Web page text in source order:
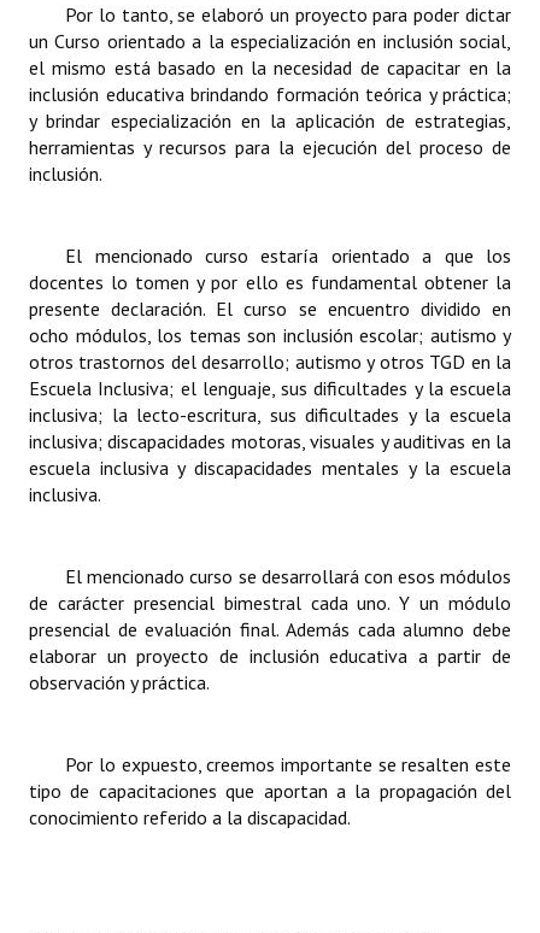
Por lo tanto, se elaboró un proyecto para poder dictar
un Curso orientado a la especialización en inclusión social,
el mismo está basado en la necesidad de capacitar en la
inclusión educativa brindando formación teórica y práctica;
y brindar especialización en la aplicación de estrategias,
herramientas y recursos para la ejecución del proceso de
inclusión.
El mencionado curso estaría orientado a que los
docentes lo tomen y por ello es fundamental obtener la
presente declaración. El curso se encuentro dividido en
ocho módulos, los temas son inclusión escolar; autismo y
otros trastornos del desarrollo; autismo y otros TGD en la
Escuela Inclusiva; el lenguaje, sus dificultades y la escuela
inclusiva; la lecto-escritura, sus dificultades y la escuela
inclusiva; discapacidades motoras, visuales y auditivas en la
escuela inclusiva y discapacidades mentales y la escuela
inclusiva.
El mencionado curso se desarrollará con esos módulos
de carácter presencial bimestral cada uno. Y un módulo
presencial de evaluación final. Además cada alumno debe
elaborar un proyecto de inclusión educativa a partir de
observación y práctica.
Por lo expuesto, creemos importante se resalten este
tipo de capacitaciones que aportan a la propagación del
conocimiento referido a la discapacidad.